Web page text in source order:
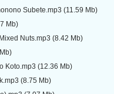
Subete.mp3 (11.59 Mb)
Mb)
Nuts.mp3 (8.42 Mb)
Koto.mp3 (12.36 Mb)
(8.75 Mb)